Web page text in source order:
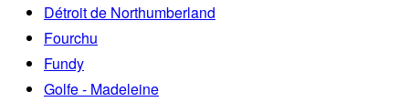
Détroit de Northumberland
Fourchu
Fundy
Golfe - Madeleine